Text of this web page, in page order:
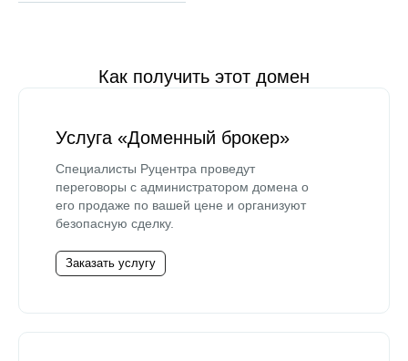
Как получить этот домен
Услуга «Доменный брокер»
Специалисты Руцентра проведут
переговоры с администратором домена о
его продаже по вашей цене и организуют
безопасную сделку.
Заказать услугу